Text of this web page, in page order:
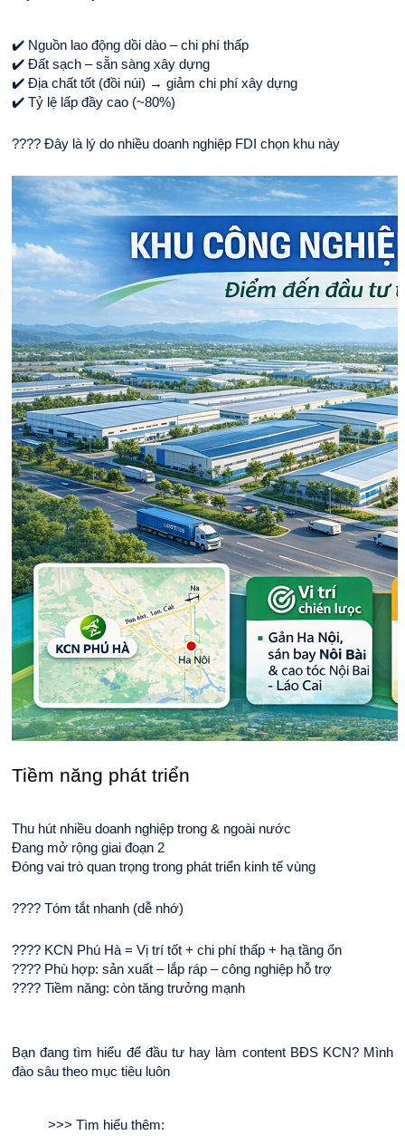
✔️ Nguồn lao động dồi dào – chi phí thấp
✔️ Đất sạch – sẵn sàng xây dựng
✔️ Địa chất tốt (đồi núi) → giảm chi phí xây dựng
✔️ Tỷ lệ lấp đầy cao (~80%)
???? Đây là lý do nhiều doanh nghiệp FDI chọn khu này
Tiềm năng phát triển
Thu hút nhiều doanh nghiệp trong & ngoài nước
Đang mở rộng giai đoạn 2
Đóng vai trò quan trọng trong phát triển kinh tế vùng
???? Tóm tắt nhanh (dễ nhớ)
???? KCN Phú Hà = Vị trí tốt + chi phí thấp + hạ tầng ổn
???? Phù hợp: sản xuất – lắp ráp – công nghiệp hỗ trợ
???? Tiềm năng: còn tăng trưởng mạnh
Bạn đang tìm hiểu để đầu tư hay làm content BĐS KCN? Mình
đào sâu theo mục tiêu luôn
>>> Tìm hiểu thêm: